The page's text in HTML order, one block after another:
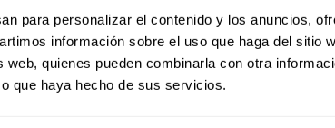
para personalizar el contenido y los anuncios,
información sobre el uso que haga del sitio
quienes pueden combinarla con otra
que haya hecho de sus servicios.